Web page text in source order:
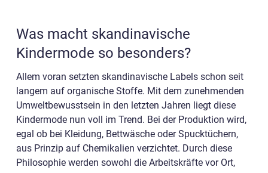
Was macht skandinavische
Kindermode so besonders?
Allem voran setzten skandinavische Labels schon seit
langem auf organische Stoffe. Mit dem zunehmenden
Umweltbewusstsein in den letzten Jahren liegt diese
Kindermode nun voll im Trend. Bei der Produktion wird,
egal ob bei Kleidung, Bettwäsche oder Spucktüchern,
aus Prinzip auf Chemikalien verzichtet. Durch diese
Philosophie werden sowohl die Arbeitskräfte vor Ort,